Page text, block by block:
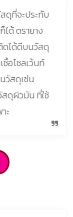
ดุที่จะประทับ
ได้ ตรายาง
ดได้ดีบนวัสดุ
อโซลเว้นท์
วัสดุเช่น
สดุผิวมัน ที่ใช้
ะ